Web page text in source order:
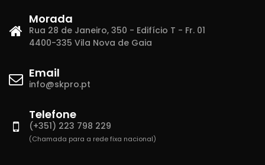
Morada
Rua 28 de Janeiro, 350 - Edifício T - Fr. 01
4400-335 Vila Nova de Gaia
Email
info@skpro.pt
Telefone
(+351) 223 798 229
(Chamada para a rede fixa nacional)